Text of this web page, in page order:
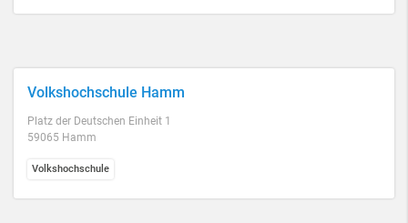
Volkshochschule Hamm
Platz der Deutschen Einheit 1
59065 Hamm
Volkshochschule